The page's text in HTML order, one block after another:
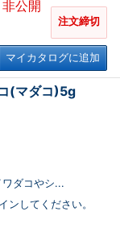
公開
注文締切
マイカタログに追加
(マダコ)5g
ダコやシ...
ンしてください。